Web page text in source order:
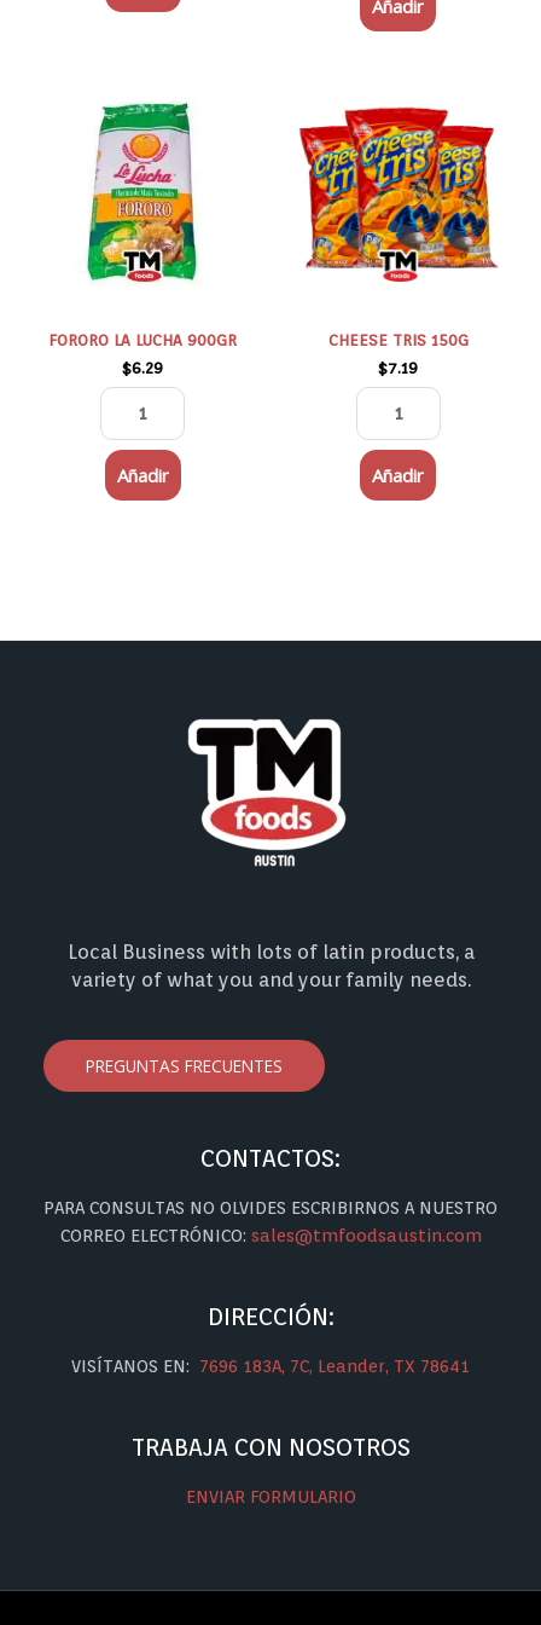
Añadir
FORORO LA LUCHA 900GR
$6.29
LA
LUCHA
900GR
cantidad
Añadir
CHEESE TRIS 150G
$7.19
TRIS
150G
cantidad
Añadir
Local Business with lots of latin products, a
variety of what you and your family needs.
PREGUNTAS FRECUENTES
CONTACTOS:
PARA CONSULTAS NO OLVIDES ESCRIBIRNOS A NUESTRO
CORREO ELECTRÓNICO: sales@tmfoodsaustin.com
DIRECCIÓN:
VISÍTANOS EN: 7696 183A, 7C, Leander, TX 78641
TRABAJA CON NOSOTROS
ENVIAR FORMULARIO